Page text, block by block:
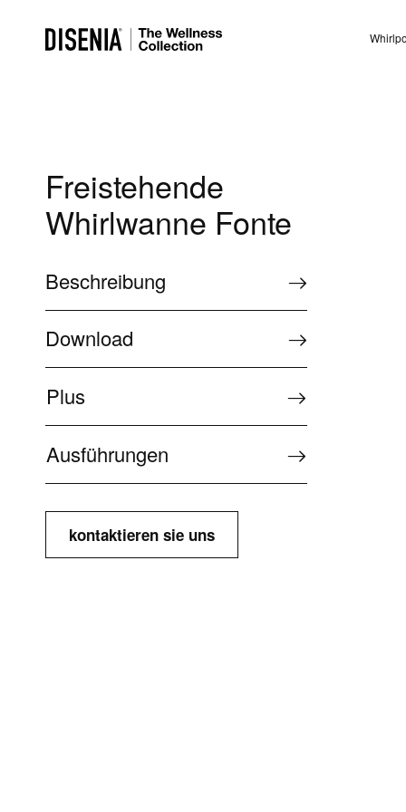
Freistehende
Whirlwanne Fonte
Beschreibung
Download
Plus
Ausführungen
kontaktieren sie uns